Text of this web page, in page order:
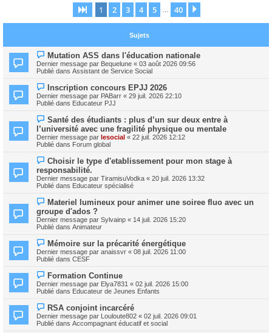
Page 1sur40
1 2 3 4 5 40
Sujets
N
o
u
v
a
u
m
s
s
a
g
e
Mutation ASS dans l'éducation nationale
Dernier message par Bequelune « 03 août 2026 09:56
Publié dans Assistant de Service Social
N
o
u
v
a
u
m
e
s
a
g
e
Inscription concours EPJJ 2026
Dernier message par PABarr « 29 juil. 2026 22:10
Publié dans Educateur PJJ
N
o
u
v
e
u
m
e
s
s
a
g
e
Santé des étudiants : plus d’un sur deux entre à
l’université avec une fragilité physique ou mentale
Dernier message par lesocial « 22 juil. 2026 12:12
Publié dans Forum global
N
o
u
v
e
u
m
e
s
s
a
g
e
Choisir le type d'etablissement pour mon stage à
responsabilité.
Dernier message par TiramisuVodka « 20 juil. 2026 13:32
Publié dans Educateur spécialisé
N
o
u
v
e
u
m
e
s
a
g
e
Materiel lumineux pour animer une soiree fluo avec un
groupe d'ados ?
Dernier message par Sylvainp « 14 juil. 2026 15:20
Publié dans Animateur
N
o
u
v
a
u
m
s
s
a
Mémoire sur la précarité énergétique
Dernier message par anaissvr « 08 juil. 2026 11:00
Publié dans CESF
N
o
u
v
a
u
m
Formation Continue
Dernier message par Elya7831 « 02 juil. 2026 15:00
Publié dans Educateur de Jeunes Enfants
N
o
u
v
RSA conjoint incarcéré
Dernier message par Louloute802 « 02 juil. 2026 09:01
Publié dans Accompagnant éducatif et social